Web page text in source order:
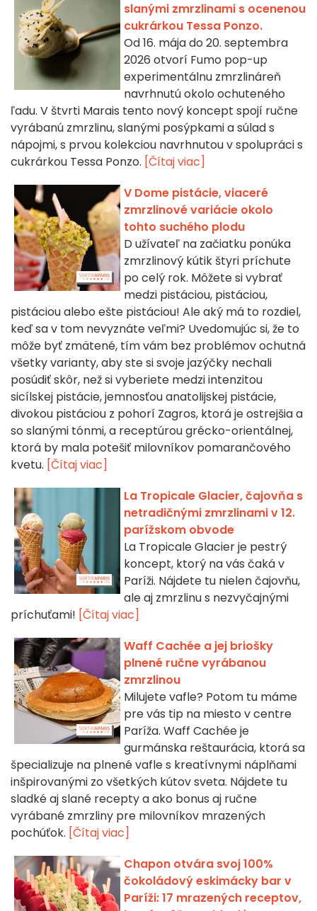
slanými zmrzlinami s ocenenou
cukrárkou Tessa Ponzo.
Od 16. mája do 20. septembra
2026 otvorí Fumo pop-up
experimentálnu zmrzlináreň
navrhnutú okolo ochuteného
ľadu. V štvrti Marais tento nový koncept spojí ručne
vyrábanú zmrzlinu, slanými posýpkami a súlad s
nápojmi, s prvou kolekciou navrhnutou v spolupráci s
cukrárkou Tessa Ponzo. [Čítaj viac]
V Dome pistácie, viaceré
zmrzlinové variácie okolo
tohto suchého plodu
D užívateľ na začiatku ponúka
zmrzlinový kútik štyri príchute
po celý rok. Môžete si vybrať
medzi pistáciou, pistáciou,
pistáciou alebo ešte pistáciou! Ale aký má to rozdiel,
keď sa v tom nevyznáte veľmi? Uvedomujúc si, že to
môže byť zmätené, tím vám bez problémov ochutná
všetky varianty, aby ste si svoje jazýčky nechali
posúdiť skôr, než si vyberiete medzi intenzitou
sicílskej pistácie, jemnosťou anatolijskej pistácie,
divokou pistáciou z pohorí Zagros, ktorá je ostrejšia a
so slanými tónmi, a receptúrou grécko-orientálnej,
ktorá by mala potešiť milovníkov pomarančového
kvetu. [Čítaj viac]
La Tropicale Glacier, čajovňa s
netradičnými zmrzlinami v 12.
parížskom obvode
La Tropicale Glacier je pestrý
koncept, ktorý na vás čaká v
Paríži. Nájdete tu nielen čajovňu,
ale aj zmrzlinu s nezvyčajnými
príchuťami! [Čítaj viac]
Waff Cachée a jej briošky
plnené ručne vyrábanou
zmrzlinou
Milujete vafle? Potom tu máme
pre vás tip na miesto v centre
Paríža. Waff Cachée je
gurmánska reštaurácia, ktorá sa
špecializuje na plnené vafle s kreatívnymi náplňami
inšpirovanými zo všetkých kútov sveta. Nájdete tu
sladké aj slané recepty a ako bonus aj ručne
vyrábané zmrzliny pre milovníkov mrazených
pochúťok. [Čítaj viac]
Chapon otvára svoj 100%
čokoládový eskimácky bar v
Paríži: 17 mrazených receptov,